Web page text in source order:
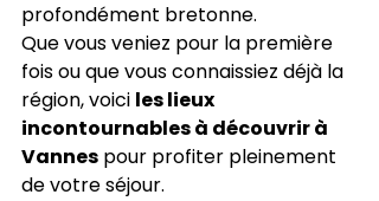
profondément bretonne.
Que vous veniez pour la première
fois ou que vous connaissiez déjà la
région, voici les lieux
incontournables à découvrir à
Vannes pour profiter pleinement
de votre séjour.